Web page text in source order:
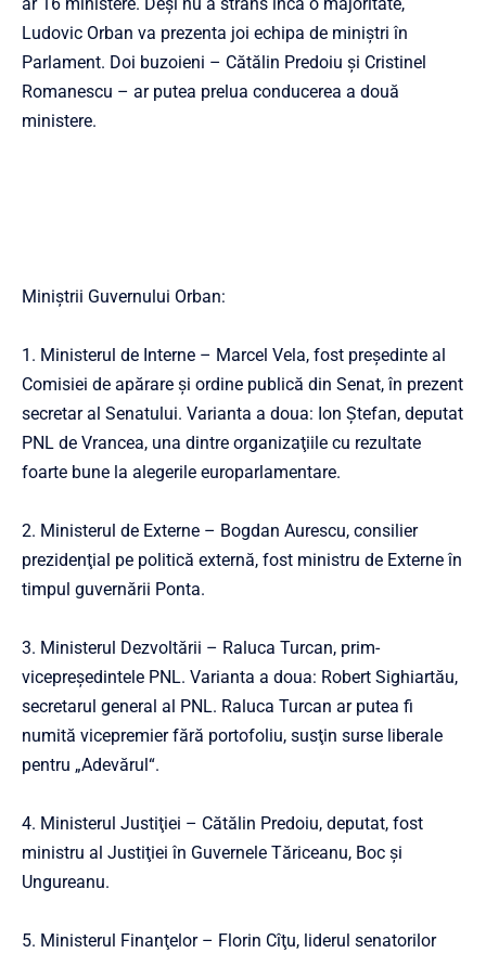
Ludovic Orban va prezenta joi echipa de miniştri în
Parlament. Doi buzoieni – Cătălin Predoiu și Cristinel
Romanescu – ar putea prelua conducerea a două
ministere.
Miniştrii Guvernului Orban:
1. Ministerul de Interne – Marcel Vela, fost preşedinte al
Comisiei de apărare şi ordine publică din Senat, în prezent
secretar al Senatului. Varianta a doua: Ion Ştefan, deputat
PNL de Vrancea, una dintre organizaţiile cu rezultate
foarte bune la alegerile europarlamentare.
2. Ministerul de Externe – Bogdan Aurescu, consilier
prezidenţial pe politică externă, fost ministru de Externe în
timpul guvernării Ponta.
3. Ministerul Dezvoltării – Raluca Turcan, prim-
vicepreşedintele PNL. Varianta a doua: Robert Sighiartău,
secretarul general al PNL. Raluca Turcan ar putea fi
numită vicepremier fără portofoliu, susţin surse liberale
pentru „Adevărul“.
4. Ministerul Justiţiei – Cătălin Predoiu, deputat, fost
ministru al Justiţiei în Guvernele Tăriceanu, Boc şi
Ungureanu.
5. Ministerul Finanţelor – Florin Cîţu, liderul senatorilor